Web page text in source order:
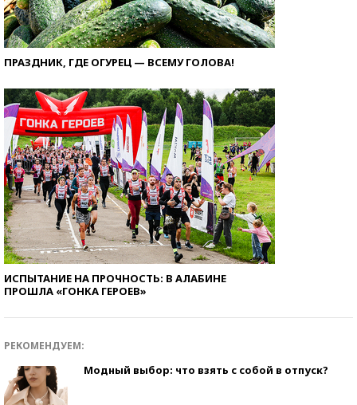
ПРАЗДНИК, ГДЕ ОГУРЕЦ — ВСЕМУ ГОЛОВА!
ИСПЫТАНИЕ НА ПРОЧНОСТЬ: В АЛАБИНЕ
ПРОШЛА «ГОНКА ГЕРОЕВ»
РЕКОМЕНДУЕМ:
Модный выбор: что взять с собой в отпуск?